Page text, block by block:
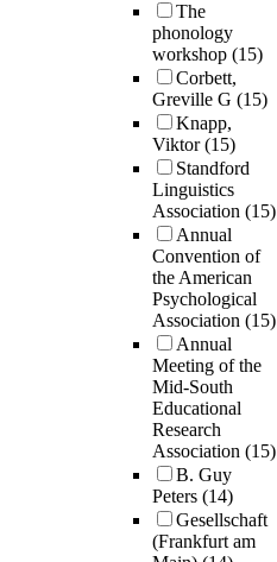
The
phonology
workshop (15)
Corbett,
Greville G (15)
Knapp,
Viktor(15)
Standford
Linguistics
Association (15)
Annual
Convention of
the American
Psychological
Association (15)
Annual
Meeting of the
Mid-South
Educational
Research
Association (15)
B. Guy
Peters (14)
Gesellschaft
(Frankfurt am